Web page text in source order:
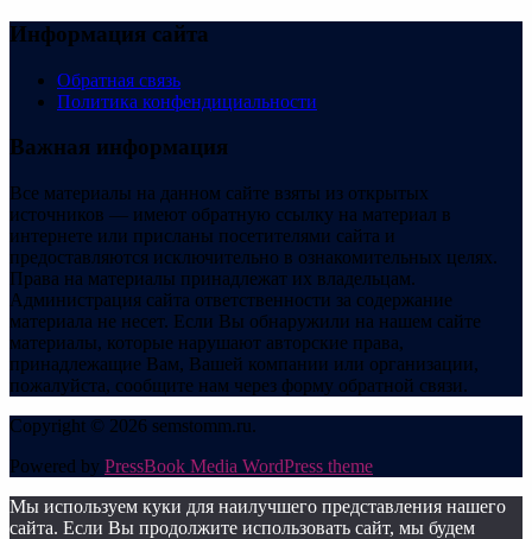
Информация сайта
Обратная связь
Политика конфендициальности
Важная информация
Все материалы на данном сайте взяты из открытых
источников — имеют обратную ссылку на материал в
интернете или присланы посетителями сайта и
предоставляются исключительно в ознакомительных целях.
Права на материалы принадлежат их владельцам.
Администрация сайта ответственности за содержание
материала не несет. Если Вы обнаружили на нашем сайте
материалы, которые нарушают авторские права,
принадлежащие Вам, Вашей компании или организации,
пожалуйста, сообщите нам через форму обратной связи.
Copyright © 2026 semstomm.ru.
Powered by PressBook Media WordPress theme
Мы используем куки для наилучшего представления нашего
сайта. Если Вы продолжите использовать сайт, мы будем